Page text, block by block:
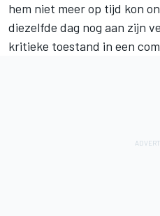
hem niet meer op tijd kon
diezelfde dag nog aan zijn
kritieke toestand in een